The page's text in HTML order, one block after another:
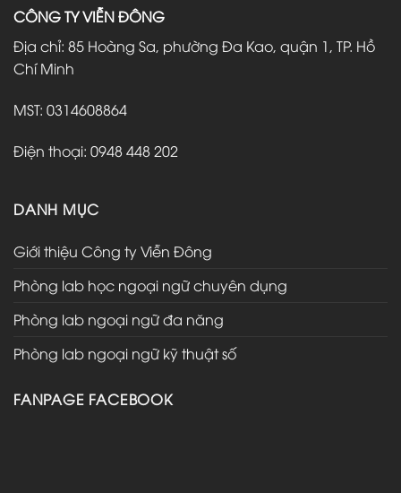
CÔNG TY VIỄN ĐÔNG
Địa chỉ: 85 Hoàng Sa, phường Đa Kao, quận 1, TP. Hồ
Chí Minh
MST: 0314608864
Điện thoại: 0948 448 202
DANH MỤC
Giới thiệu Công ty Viễn Đông
Phòng lab học ngoại ngữ chuyên dụng
Phòng lab ngoại ngữ đa năng
Phòng lab ngoại ngữ kỹ thuật số
FANPAGE FACEBOOK